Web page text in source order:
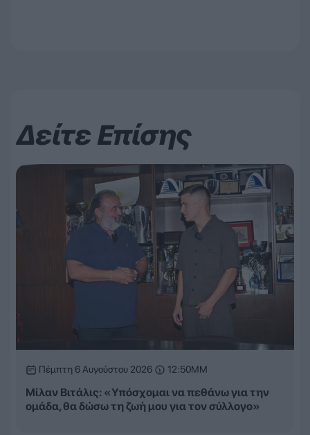
Δείτε Επίσης
Πέμπτη 6 Αυγούστου 2026 12:50ΜΜ
Μίλαν Βιτάλις: «Υπόσχομαι να πεθάνω για την
ομάδα, θα δώσω τη ζωή μου για τον σύλλογο»